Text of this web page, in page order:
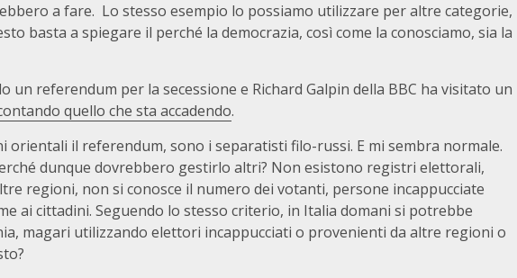
a fare. Lo stesso esempio lo possiamo utilizzare per altre categorie,
basta a spiegare il perché la democrazia, così come la conosciamo, sia la
un referendum per la secessione e Richard Galpin della BBC ha visitato un
quello che sta accadendo.
orientali il referendum, sono i separatisti filo-russi. E mi sembra normale.
dunque dovrebbero gestirlo altri? Non esistono registri elettorali,
regioni, non si conosce il numero dei votanti, persone incappucciate
ai cittadini. Seguendo lo stesso criterio, in Italia domani si potrebbe
magari utilizzando elettori incappucciati o provenienti da altre regioni o